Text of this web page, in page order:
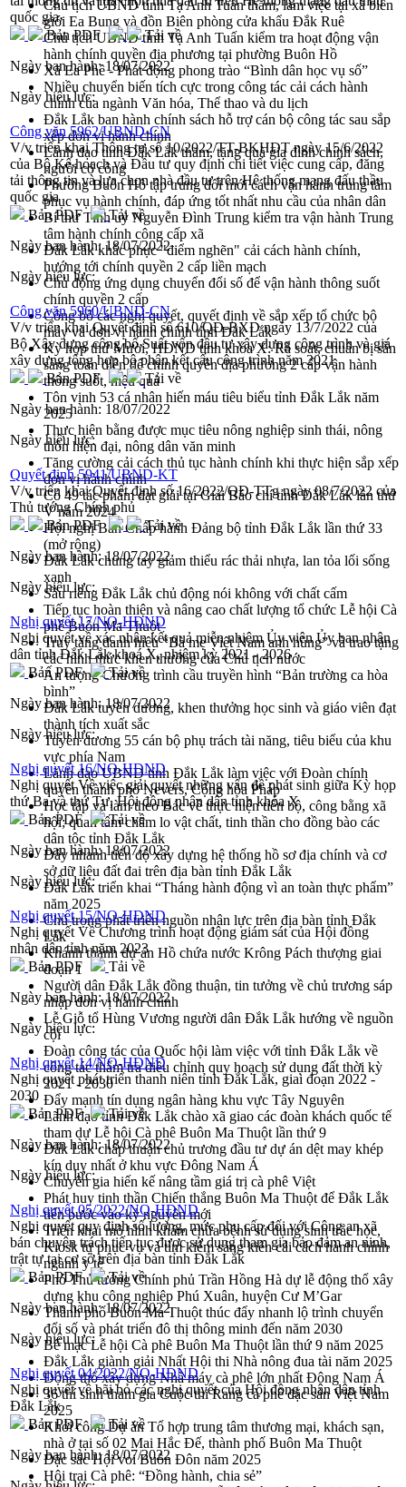
Chủ tịch UBND tỉnh Tạ Anh Tuấn thăm, làm việc tại xã biên
giới Ea Bung và đồn Biên phòng cửa khẩu Đắk Ruê
Chủ tịch UBND tỉnh Tạ Anh Tuấn kiểm tra hoạt động vận
hành chính quyền địa phương tại phường Buôn Hồ
Xã Ea Phê - Phát động phong trào “Bình dân học vụ số”
Nhiều chuyển biến tích cực trong công tác cải cách hành
chính của ngành Văn hóa, Thể thao và du lịch
Đắk Lắk ban hành chính sách hỗ trợ cán bộ công tác sau sắp
xếp đơn vị hành chính
Lãnh đạo tỉnh Đắk Lắk thăm, tặng quà gia đình chính sách,
người có công
Phường Buôn Hồ tập trung đổi mới cách vận hành trung tâm
phục vụ hành chính, đáp ứng tốt nhất nhu cầu của nhân dân
Bí thư Tỉnh uỷ Nguyễn Đình Trung kiểm tra vận hành Trung
tâm hành chính công cấp xã
Đắk Lắk khắc phục "điểm nghẽn" cải cách hành chính,
hướng tới chính quyền 2 cấp liền mạch
Chủ động ứng dụng chuyển đổi số để vận hành thông suốt
chính quyền 2 cấp
Công bố các nghị quyết, quyết định về sắp xếp tổ chức bộ
máy và đơn vị hành chính tỉnh Đắk Lắk
Kỳ họp thứ Mười, HĐND tỉnh khóa X: Rà soát, chuẩn bị sẵn
sàng toàn diện để chính quyền địa phương 2 cấp vận hành
thông suốt, hiệu quả
Tôn vinh 53 cá nhân hiến máu tiêu biểu tỉnh Đắk Lắk năm
2025
Thực hiện bằng được mục tiêu nông nghiệp sinh thái, nông
thôn hiện đại, nông dân văn minh
Tăng cường cải cách thủ tục hành chính khi thực hiện sắp xếp
đơn vị hành chính
Có 49 tác phẩm đạt giải tại Giải Báo chí tỉnh Đắk Lắk lần thứ
V năm 2024
Hội nghị Ban Chấp hành Đảng bộ tỉnh Đắk Lắk lần thứ 33
(mở rộng)
Đắk Lắk chung tay giảm thiểu rác thải nhựa, lan tỏa lối sống
xanh
Sầu riêng Đắk Lắk chủ động nói không với chất cấm
Tiếp tục hoàn thiện và nâng cao chất lượng tổ chức Lễ hội Cà
phê Buôn Ma Thuột
Truy tặng danh hiệu “Bà mẹ Việt Nam anh hùng” và trao tặng
các hình thức khen thưởng của Chủ tịch nước
Ấn tượng Chương trình cầu truyền hình “Bản trường ca hòa
bình”
Đắk Lắk tuyên dương, khen thưởng học sinh và giáo viên đạt
thành tích xuất sắc
Tuyên dương 55 cán bộ phụ trách tài năng, tiêu biểu của khu
vực phía Nam
Lãnh đạo UBND tỉnh Đắk Lắk làm việc với Đoàn chính
quyền thành phố Nevers, Cộng hòa Pháp
Học tập và làm theo Bác về thực hiện tiến bộ, công bằng xã
hội; quan tâm chăm lo vật chất, tinh thần cho đồng bào các
dân tộc tỉnh Đắk Lắk
Đẩy nhanh tiến độ xây dựng hệ thống hồ sơ địa chính và cơ
sở dữ liệu đất đai trên địa bàn tỉnh Đắk Lắk
Đắk Lắk triển khai “Tháng hành động vì an toàn thực phẩm”
năm 2025
Chú trọng phát triển nguồn nhân lực trên địa bàn tỉnh Đắk
Lắk
Khánh thành dự án Hồ chứa nước Krông Pách thượng giai
đoạn 1
Người dân Đắk Lắk đồng thuận, tin tưởng về chủ trương sáp
nhập đơn vị hành chính
Lễ Giỗ tổ Hùng Vương người dân Đắk Lắk hướng về nguồn
cội
Đoàn công tác của Quốc hội làm việc với tỉnh Đắk Lắk về
công tác thẩm tra điều chỉnh quy hoạch sử dụng đất thời kỳ
2021 - 2030
Đẩy mạnh tín dụng ngân hàng khu vực Tây Nguyên
Lãnh đạo tỉnh Đắk Lắk chào xã giao các đoàn khách quốc tế
tham dự Lễ hội Cà phê Buôn Ma Thuột lần thứ 9
Đắk Lắk chấp thuận chủ trương đầu tư dự án dệt may khép
kín duy nhất ở khu vực Đông Nam Á
Chuyên gia hiến kế nâng tầm giá trị cà phê Việt
Phát huy tinh thần Chiến thắng Buôn Ma Thuột để Đắk Lắk
tiến bước vào kỷ nguyên mới
Triển khai mô hình khám chữa bệnh sử dụng sinh trắc học,
Kiosk tự phục vụ và tìm kiếm sáng kiến cải cách hành chính
ngành y tế
Phó Thủ tướng Chính phủ Trần Hồng Hà dự lễ động thổ xây
dựng khu công nghiệp Phú Xuân, huyện Cư M’Gar
Thành phố Buôn Ma Thuột thúc đẩy nhanh lộ trình chuyển
đổi số và phát triển đô thị thông minh đến năm 2030
Bế mạc Lễ hội Cà phê Buôn Ma Thuột lần thứ 9 năm 2025
Đắk Lắk giành giải Nhất Hội thi Nhà nông đua tài năm 2025
Động thổ xây dựng Nhà máy cà phê lớn nhất Đông Nam Á
36 thí sinh tham gia Cuộc thi Rang cà phê đặc sản Việt Nam
2025
Khởi công Dự án Tổ hợp trung tâm thương mại, khách sạn,
nhà ở tại số 02 Mai Hắc Đế, thành phố Buôn Ma Thuột
Đặc sắc Hội voi Buôn Đôn năm 2025
Hội trại Cà phê: “Đồng hành, chia sẻ”
quốc gia
Bản PDF
Tải về
Ngày ban hành:18/07/2022
Ngày hiệu lực:
Công văn 5962/UBND-CN
V/v triển khai Thông tư số 10/2022/TT-BKHĐT ngày 15/6/2022
của Bộ Kế hoạch và Đầu tư quy định chi tiết việc cung cấp, đăng
tải thông tin và lựa chọn nhà đầu tư trên Hệ thống mạng đấu thầu
quốc gia
Bản PDF
Tải về
Ngày ban hành:18/07/2022
Ngày hiệu lực:
Công văn 5960/UBND-CN
V/v triển khai Quyết định số 610/QĐ-BXD ngày 13/7/2022 của
Bộ Xây dựng công bố Suất vốn đầu tư xây dựng công trình và giá
xây dựng tổng hợp bộ phận kết cấu công trình năm 2021
Bản PDF
Tải về
Ngày ban hành: 18/07/2022
Ngày hiệu lực:
Quyết định 5941/UBND-KT
V/v triển khai Quyết định số 16/2022/QĐ-TTg ngày 08/7/2022 của
Thủ tướng Chính phủ
Bản PDF
Tải về
Ngày ban hành:18/07/2022
Ngày hiệu lực:
Nghị quyết 17/NQ-HĐND
Nghị quyết về xác nhận kết quả miễn nhiệm Ủy viên Ủy ban nhân
dân tỉnh Đắk Lắk khoá X, nhiệm kỳ 2021 - 2026
Bản PDF
Tải về
Ngày ban hành:18/07/2022
Ngày hiệu lực:
Nghị quyết 16/NQ-HĐND
Nghị quyết Về việc giải quyết những vấn đề phát sinh giữa Kỳ họp
thứ Ba và thứ Tư, Hội đồng nhân dân tỉnh khóa X
Bản PDF
Tải về
Ngày ban hành:18/07/2022
Ngày hiệu lực:
Nghị quyết 15/NQ-HĐND
Nghị quyết Về Chương trình hoạt động giám sát của Hội đồng
nhân dân tỉnh năm 2023
Bản PDF
Tải về
Ngày ban hành:18/07/2022
Ngày hiệu lực:
Nghị quyết 14/NQ-HĐND
Nghị quyết phát triển thanh niên tỉnh Đắk Lắk, giai đoạn 2022 -
2030
Bản PDF
Tải về
Ngày ban hành:18/07/2022
Ngày hiệu lực:
Nghị quyết 05/2022/NQ-HĐND
Nghị quyết quy định số lượng, mức phụ cấp đối với Công an xã
bán chuyên trách tiếp tục được sử dụng tham gia bảo đảm an ninh,
trật tự tại cơ sở trên địa bàn tỉnh Đắk Lắk
Bản PDF
Tải về
Ngày ban hành:18/07/2022
Ngày hiệu lực:
Nghị quyết 04/2022/NQ-HĐND
Nghị quyết về bãi bỏ các nghị quyết của Hội đồng nhân dân tỉnh
Đắk Lắk
Bản PDF
Tải về
Ngày ban hành:18/07/2022